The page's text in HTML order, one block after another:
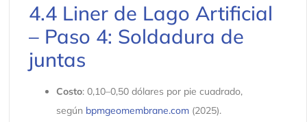
4.4 Liner de Lago Artificial
– Paso 4: Soldadura de
juntas
Costo: 0,10–0,50 dólares por pie cuadrado,
según bpmgeomembrane.com(2025).